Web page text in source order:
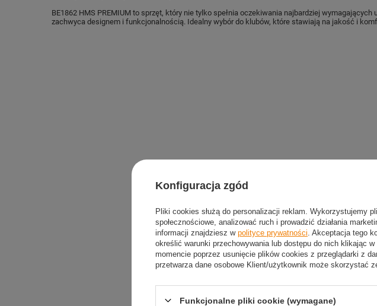
BE1862 HMS PREMIUM to sprzęt, który nie tylko spełnia oczekiwania najbardziej wymagających
zachwyca designem i funkcjonalnością. Idealny wybór do klubów, które stawiają na jakość i
Konfiguracja zgód
Pliki cookies służą do personalizacji reklam. Wykorzystujemy
społecznościowe, analizować ruch i prowadzić działania
informacji znajdziesz w polityce prywatności . Akceptacja tego
określić warunki przechowywania lub dostępu do nich klikając
momencie poprzez usunięcie plików cookies z przeglądarki z
przetwarza dane osobowe Klient/użytkownik może skorzystać
Funkcjonalne pliki cookie (wymagane)